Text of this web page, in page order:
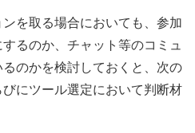
を取る場合においても、参加
るのか、チャット等のコミュ
のかを検討しておくと、次の
にツール選定において判断材